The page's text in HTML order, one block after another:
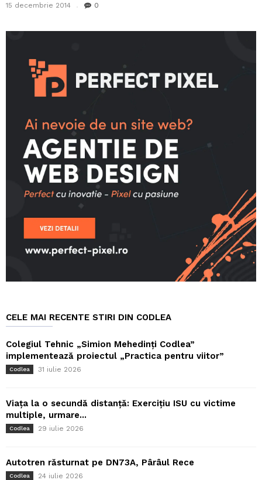
15 decembrie 2014 0
CELE MAI RECENTE STIRI DIN CODLEA
Colegiul Tehnic „Simion Mehedinți Codlea”
implementează proiectul „Practica pentru viitor”
Codlea 31 iulie 2026
Viața la o secundă distanță: Exercițiu ISU cu victime
multiple, urmare...
Codlea 29 iulie 2026
Autotren răsturnat pe DN73A, Pârâul Rece
Codlea 24 iulie 2026